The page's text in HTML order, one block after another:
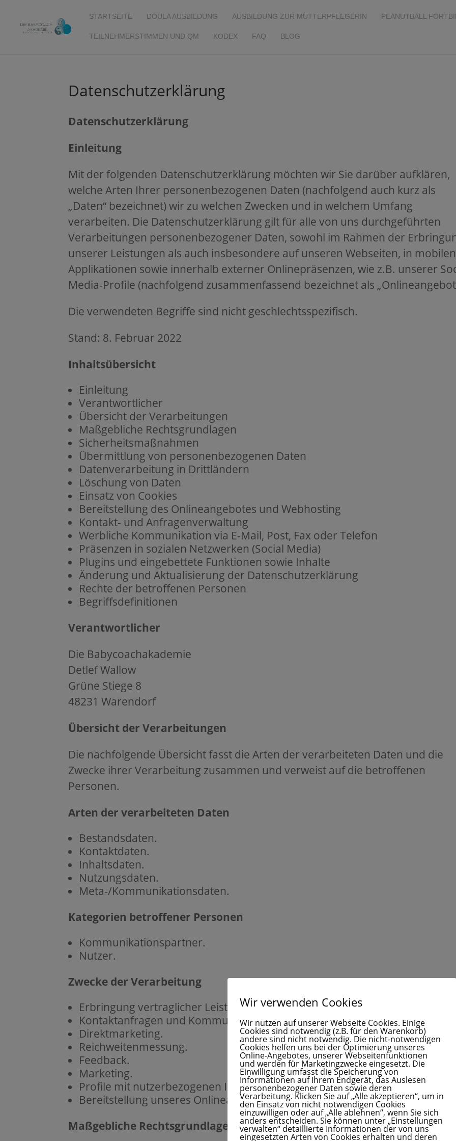
STARTSEITE DOULA AUSBILDUNG AUSBILDUNG ZUR MÜTTERPFLEGERIN PEANUTBALL
TEILNEHMERSTIMMEN UND QM KODEX FAQ BLOG
Datenschutzerklärung
Datenschutzerklärung
Einleitung
Mit der folgenden Datenschutzerklärung möchten wir Sie darüber aufklären,
welche Arten Ihrer personenbezogenen Daten (nachfolgend auch kurz als
„Daten“ bezeichnet) wir zu welchen Zwecken und in welchem Umfang
verarbeiten. Die Datenschutzerklärung gilt für alle von uns durchgeführten
Verarbeitungen personenbezogener Daten, sowohl im Rahmen der
unserer Leistungen als auch insbesondere auf unseren Webseiten, in mobilen
Applikationen sowie innerhalb externer Onlinepräsenzen, wie z.B. unserer
Media-Profile (nachfolgend zusammenfassend bezeichnet als
Die verwendeten Begriffe sind nicht geschlechtsspezifisch.
Stand: 8. Februar 2022
Inhaltsübersicht
Einleitung
Verantwortlicher
Übersicht der Verarbeitungen
Maßgebliche Rechtsgrundlagen
Sicherheitsmaßnahmen
Übermittlung von personenbezogenen Daten
Datenverarbeitung in Drittländern
Löschung von Daten
Einsatz von Cookies
Bereitstellung des Onlineangebotes und Webhosting
Kontakt- und Anfragenverwaltung
Werbliche Kommunikation via E-Mail, Post, Fax oder Telefon
Präsenzen in sozialen Netzwerken (Social Media)
Plugins und eingebettete Funktionen sowie Inhalte
Änderung und Aktualisierung der Datenschutzerklärung
Rechte der betroffenen Personen
Begriffsdefinitionen
Verantwortlicher
Die Babycoachakademie
Detlef Wallow
Grüne Stiege 8
48231 Warendorf
Übersicht der Verarbeitungen
Die nachfolgende Übersicht fasst die Arten der verarbeiteten Daten und die
Zwecke ihrer Verarbeitung zusammen und verweist auf die betroffenen
Personen.
Arten der verarbeiteten Daten
Bestandsdaten.
Kontaktdaten.
Inhaltsdaten.
Nutzungsdaten.
Meta-/Kommunikationsdaten.
Kategorien betroffener Personen
Kommunikationspartner.
Nutzer.
Zwecke der Verarbeitung
Erbringung vertraglicher Leistungen und Kundenservice.
Kontaktanfragen und Kommunikation.
Direktmarketing.
Reichweitenmessung.
Feedback.
Marketing.
Profile mit nutzerbezogenen Informationen.
Bereitstellung unseres Onlineangebotes und Nutzerfreundlichkeit.
Maßgebliche Rechtsgrundlagen
Wir verwenden Cookies
Wir nutzen auf unserer Webseite Cookies. Einige
Cookies sind notwendig (z.B. für den Warenkorb)
andere sind nicht notwendig. Die nicht-notwendigen
Cookies helfen uns bei der Optimierung unseres
Online-Angebotes, unserer Webseitenfunktionen
und werden für Marketingzwecke eingesetzt. Die
Einwilligung umfasst die Speicherung von
Informationen auf Ihrem Endgerät, das Auslesen
personenbezogener Daten sowie deren
Verarbeitung. Klicken Sie auf „Alle akzeptieren“, um in
den Einsatz von nicht notwendigen Cookies
einzuwilligen oder auf „Alle ablehnen“, wenn Sie sich
anders entscheiden. Sie können unter „Einstellungen
verwalten“ detaillierte Informationen der von uns
eingesetzten Arten von Cookies erhalten und deren